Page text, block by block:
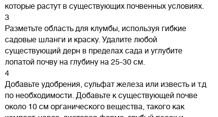
которые растут в существующих почвенных условиях.
3
Разметьте область для клумбы, используя гибкие
садовые шланги и краску. Удалите любой
существующий дерн в пределах сада и углубите
лопатой почву на глубину на 25-30 см.
4
Добавьте удобрения, сульфат железа или известь и т.д
по необходимости. Добавьте к существующей почве
около 10 см органического вещества, такого как